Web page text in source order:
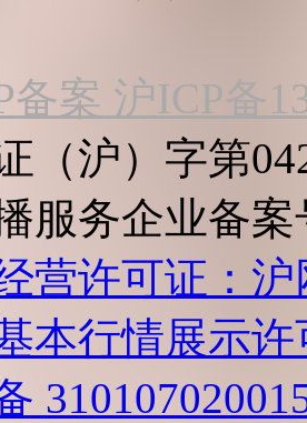
备案 沪ICP备
（沪）字第
服务企业备案
营许可证：
本行情展示许